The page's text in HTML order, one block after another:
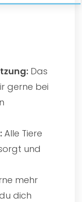
Das
gerne bei
Alle Tiere
und
mehr
dich